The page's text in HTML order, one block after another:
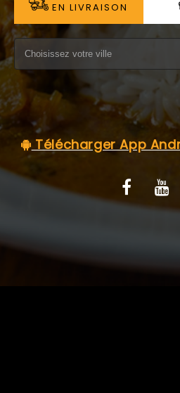
NOTRE RESTAURANT
VOS AVIS
MENTIONS LÉGALES
C.G.V
EN LIVRAISON
Télécharger App